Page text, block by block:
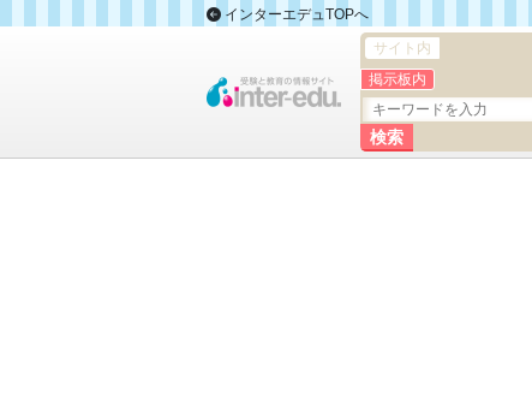
インターエデュTOPへ
サイト内
掲示板内